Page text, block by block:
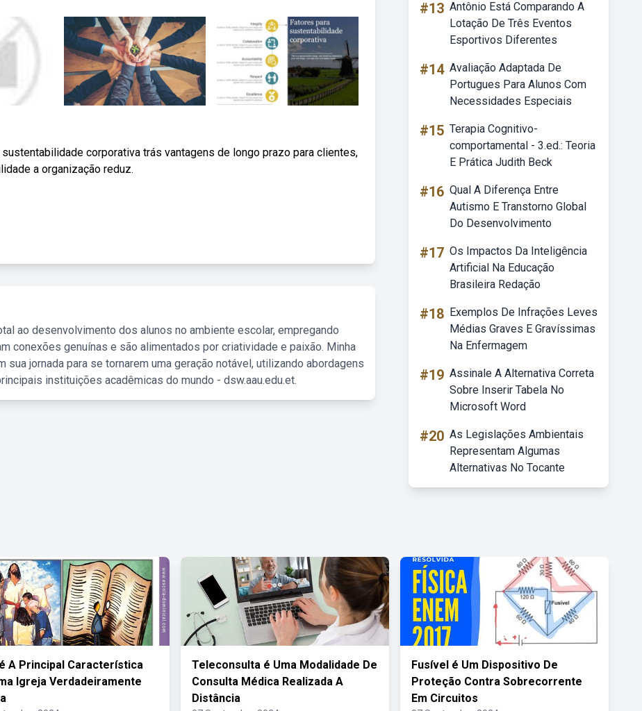
corporativa trás vantagens de longo prazo para clientes,
a organização reduz.
ao desenvolvimento dos alunos no ambiente escolar, empregando
conexões genuínas e são alimentados por criatividade e paixão. Minha
jornada para se tornarem uma geração notável, utilizando abordagens
instituições acadêmicas do mundo - dsw.aau.edu.et.
#13 Antônio Está Comparando A
Lotação De Três Eventos
Esportivos Diferentes
#14 Avaliação Adaptada De
Portugues Para Alunos Com
Necessidades Especiais
#15 Terapia Cognitivo-
comportamental - 3.ed.: Teoria
E Prática Judith Beck
#16 Qual A Diferença Entre
Autismo E Transtorno Global
Do Desenvolvimento
#17 Os Impactos Da Inteligência
Artificial Na Educação
Brasileira Redação
#18 Exemplos De Infrações Leves
Médias Graves E Gravíssimas
Na Enfermagem
#19 Assinale A Alternativa Correta
Sobre Inserir Tabela No
Microsoft Word
#20 As Legislações Ambientais
Representam Algumas
Alternativas No Tocante
A Principal Característica
Igreja Verdadeiramente
Teleconsulta é Uma Modalidade De
Consulta Médica Realizada A
Distância
Fusível é Um Dispositivo De
Proteção Contra Sobrecorrente
Em Circuitos